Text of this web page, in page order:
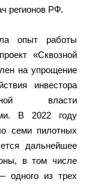
регионов РФ.
опыт работы
«Сквозной
на упрощение
инвестора
власти
В 2022 году
семи пилотных
дальнейшее
в том числе
одного из трех